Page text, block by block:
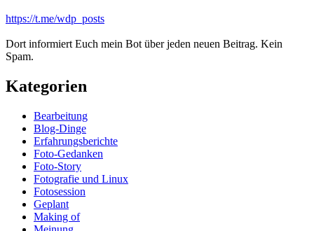
https://t.me/wdp_posts
Dort informiert Euch mein Bot über jeden neuen Beitrag. Kein
Spam.
Kategorien
Bearbeitung
Blog-Dinge
Erfahrungsberichte
Foto-Gedanken
Foto-Story
Fotografie und Linux
Fotosession
Geplant
Making of